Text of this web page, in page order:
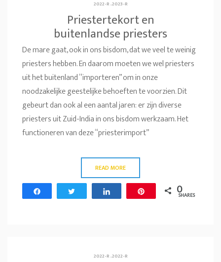
2022-R.2023-R
Priestertekort en
buitenlandse priesters
De mare gaat, ook in ons bisdom, dat we veel te weinig
priesters hebben. En daarom moeten we wel priesters
uit het buitenland “importeren” om in onze
noodzakelijke geestelijke behoeften te voorzien. Dit
gebeurt dan ook al een aantal jaren: er zijn diverse
priesters uit Zuid-India in ons bisdom werkzaam. Het
functioneren van deze “priesterimport”
READ MORE
0
SHARES
2022-R.2022-R